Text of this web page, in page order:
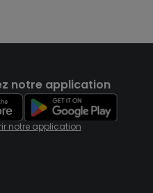
notre application
notre application